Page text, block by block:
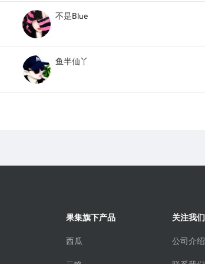
不是Blue
鱼半仙丫
果集旗下产品
西瓜
关注我们
公司介绍